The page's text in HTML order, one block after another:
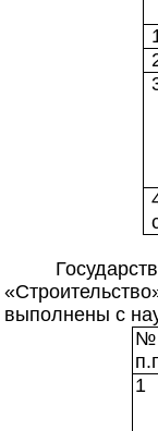
выполнены с
№
1